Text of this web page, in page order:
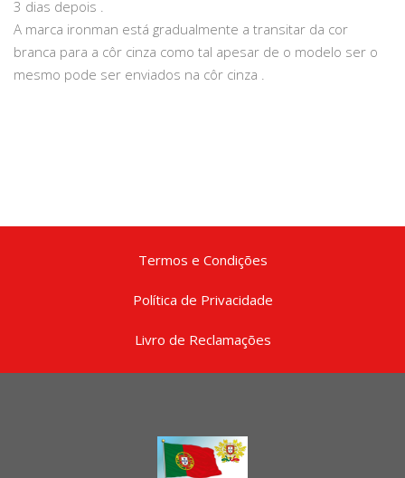
3 dias depois .
A marca ironman está gradualmente a transitar da cor
branca para a côr cinza como tal apesar de o modelo ser o
mesmo pode ser enviados na côr cinza .
Termos e Condições
Política de Privacidade
Livro de Reclamações